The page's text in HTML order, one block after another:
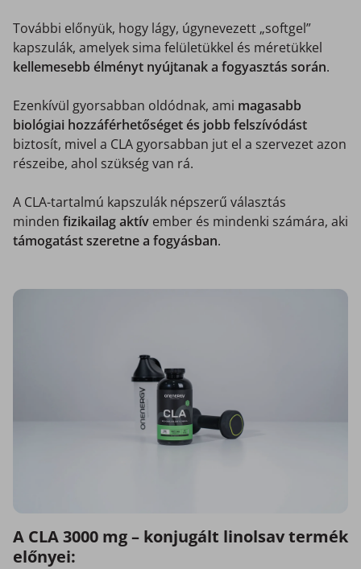
További előnyük, hogy lágy, úgynevezett „softgel”
kapszulák, amelyek sima felületükkel és méretükkel
kellemesebb élményt nyújtanak a fogyasztás során.
Ezenkívül gyorsabban oldódnak, ami magasabb
biológiai hozzáférhetőséget és jobb felszívódást
biztosít, mivel a CLA gyorsabban jut el a szervezet azon
részeibe, ahol szükség van rá.
A CLA-tartalmú kapszulák népszerű választás
minden fizikailag aktív ember és mindenki számára, aki
támogatást szeretne a fogyásban.
A CLA 3000 mg – konjugált linolsav termék
előnyei: